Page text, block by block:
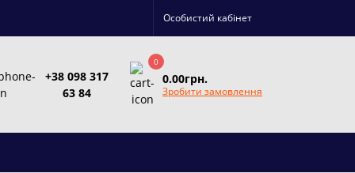
Особистий кабінет
+38 098 317
63 84
0
0.00грн.
Зробити замовлення